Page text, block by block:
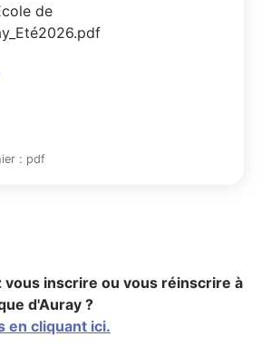
de
: pdf
vous inscrire ou vous réinscrire à
d'Auray ?
en cliquant ici.